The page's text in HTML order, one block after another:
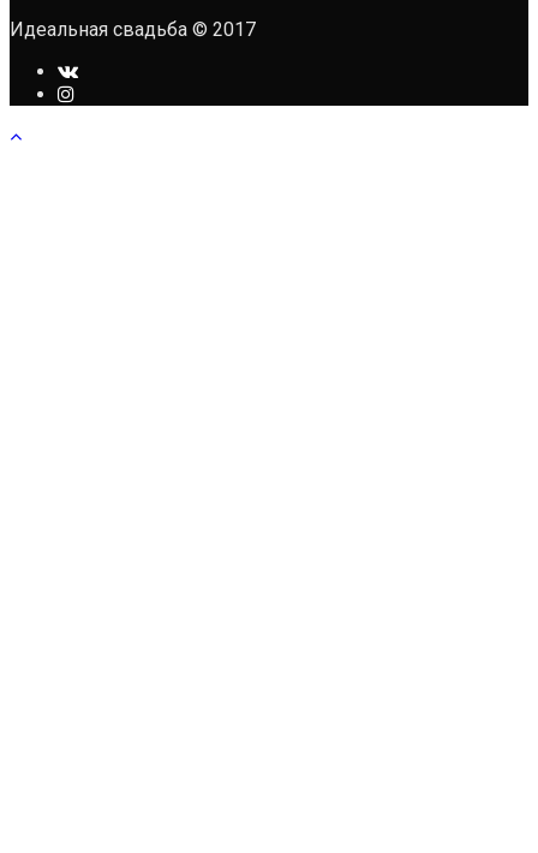
Идеальная свадьба © 2017